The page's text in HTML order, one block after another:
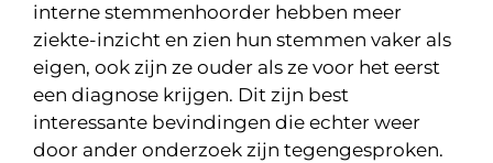
interne stemmenhoorder hebben meer
ziekte-inzicht en zien hun stemmen vaker als
eigen, ook zijn ze ouder als ze voor het eerst
een diagnose krijgen. Dit zijn best
interessante bevindingen die echter weer
door ander onderzoek zijn tegengesproken.